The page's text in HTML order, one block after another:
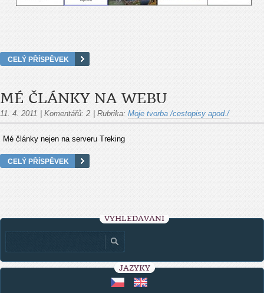
CELÝ PŘÍSPĚVEK
MÉ ČLÁNKY NA WEBU
11. 4. 2011 Komentářů: 2 Rubrika: Moje tvorba /cestopisy apod./
Mé články nejen na serveru Treking
CELÝ PŘÍSPĚVEK
VYHLEDÁVÁNÍ
JAZYKY